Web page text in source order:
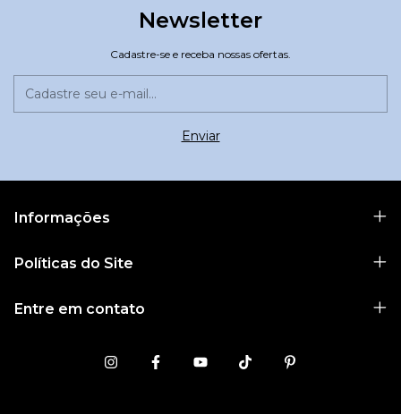
Newsletter
Cadastre-se e receba nossas ofertas.
Informações
Políticas do Site
Entre em contato